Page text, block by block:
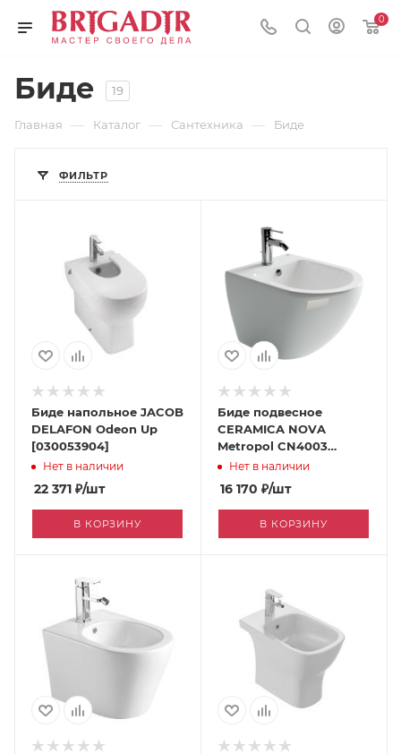
0
Биде 19
Главная — Каталог — Сантехника — Биде
ФИЛЬТР
Биде напольное JACOB
DELAFON Odeon Up
[030053904]
Нет в наличии
22 371 ₽/шт
В КОРЗИНУ
Биде подвесное
CERAMICA NOVA
Metropol CN4003
[170224743]
Нет в наличии
16 170 ₽/шт
В КОРЗИНУ